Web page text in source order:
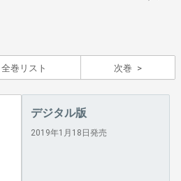
全巻リスト 次巻
デジタル版
2019年1月18日発売